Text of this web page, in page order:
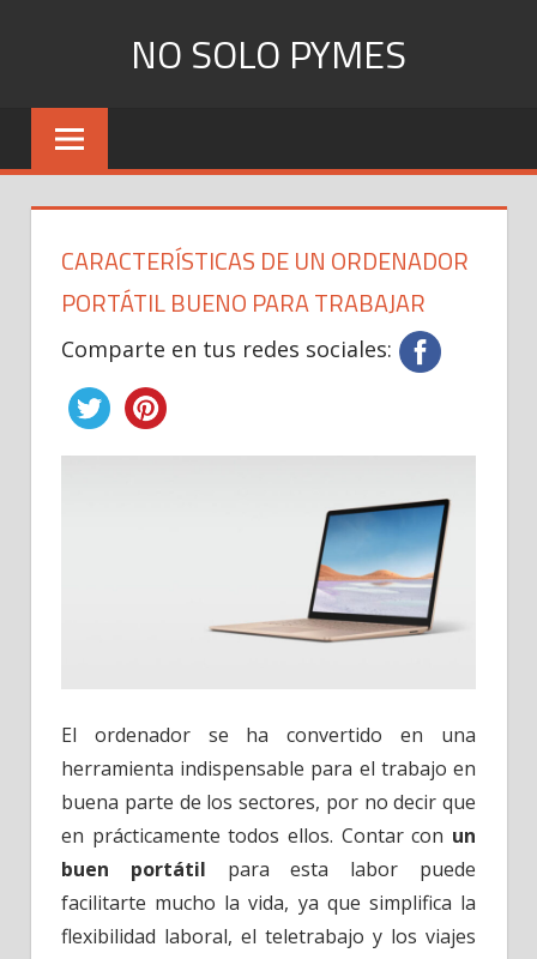
NO SOLO PYMES
Todo
que
necesita
saber
CARACTERÍSTICAS DE UN ORDENADOR
PORTÁTIL BUENO PARA TRABAJAR
Comparte en tus redes sociales:
El ordenador se ha convertido en una
herramienta indispensable para el trabajo en
buena parte de los sectores, por no decir que
en prácticamente todos ellos. Contar con un
buen portátil para esta labor puede
facilitarte mucho la vida, ya que simplifica la
flexibilidad laboral, el teletrabajo y los viajes